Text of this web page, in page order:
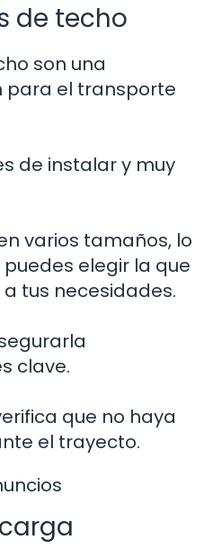
de techo
son una
para el transporte
de instalar y muy
varios tamaños, lo
elegir la que
tus necesidades.
clave.
que no haya
el trayecto.